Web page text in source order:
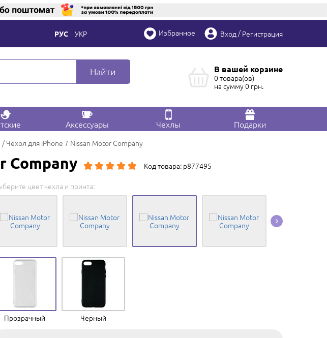
РУС УКР Избранное Вход /Регистрация
Найти В вашей корзине
0 товара(ов)
на сумму0 грн.
Аксессуары Чехлы Подарки
Чехол для iPhone 7 Nissan Motor Company
Company Код товара: p877495
цвет чехла и принта:
Прозрачный Черный